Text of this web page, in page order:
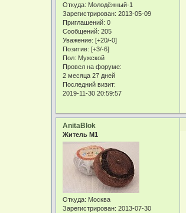
Откуда: Молодёжный-1
Зарегистрирован: 2013-05-09
Приглашений: 0
Сообщений: 205
Уважение: [+20/-0]
Позитив: [+3/-6]
Пол: Мужской
Провел на форуме:
2 месяца 27 дней
Последний визит:
2019-11-30 20:59:57
AnitaBlok
Житель М1
Откуда: Москва
Зарегистрирован: 2013-07-30